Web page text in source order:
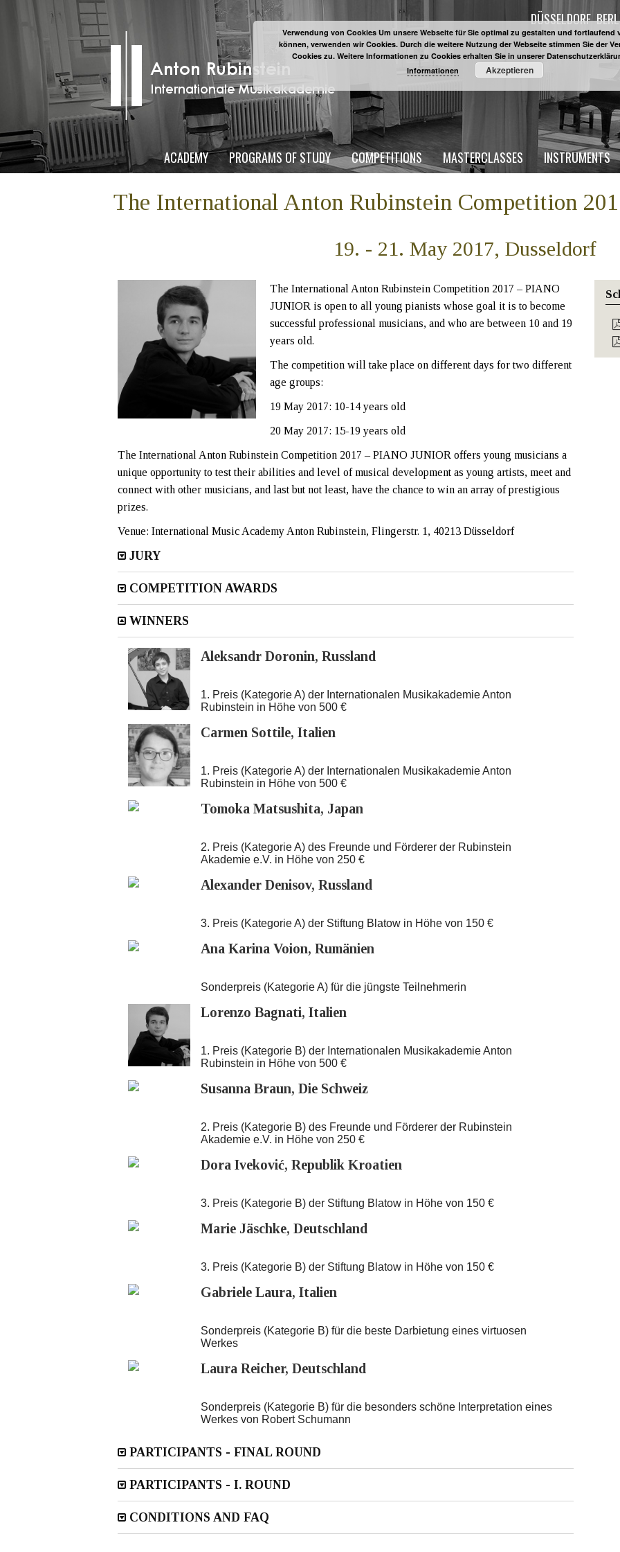
ACADEMY PROGRAMS OF STUDY COMPETITIONS MASTERCLASSES INSTRUMENTS
DÜSSELDORF
The International Anton Rubinstein Competition
19. - 21. May 2017, Dusseldorf
The International Anton Rubinstein Competition 2017 – PIANO
JUNIOR is open to all young pianists whose goal it is to become
successful professional musicians, and who are between 10 and 19
years old.
The competition will take place on different days for two different
age groups:
19 May 2017: 10-14 years old
20 May 2017: 15-19 years old
The International Anton Rubinstein Competition 2017 – PIANO JUNIOR offers young musicians a
unique opportunity to test their abilities and level of musical development as young artists, meet and
connect with other musicians, and last but not least, have the chance to win an array of prestigious
prizes.
Venue: International Music Academy Anton Rubinstein, Flingerstr. 1, 40213 Düsseldorf
JURY
COMPETITION AWARDS
WINNERS
Aleksandr Doronin, Russland
1. Preis (Kategorie A) der Internationalen Musikakademie Anton
Rubinstein in Höhe von 500 €
Carmen Sottile, Italien
1. Preis (Kategorie A) der Internationalen Musikakademie Anton
Rubinstein in Höhe von 500 €
Tomoka Matsushita, Japan
2. Preis (Kategorie A) des Freunde und Förderer der Rubinstein
Akademie e.V. in Höhe von 250 €
Alexander Denisov, Russland
3. Preis (Kategorie A) der Stiftung Blatow in Höhe von 150 €
Ana Karina Voion, Rumänien
Sonderpreis (Kategorie A) für die jüngste Teilnehmerin
Lorenzo Bagnati, Italien
1. Preis (Kategorie B) der Internationalen Musikakademie Anton
Rubinstein in Höhe von 500 €
Susanna Braun, Die Schweiz
2. Preis (Kategorie B) des Freunde und Förderer der Rubinstein
Akademie e.V. in Höhe von 250 €
Dora Iveković, Republik Kroatien
3. Preis (Kategorie B) der Stiftung Blatow in Höhe von 150 €
Marie Jäschke, Deutschland
3. Preis (Kategorie B) der Stiftung Blatow in Höhe von 150 €
Gabriele Laura, Italien
Sonderpreis (Kategorie B) für die beste Darbietung eines virtuosen
Werkes
Laura Reicher, Deutschland
Sonderpreis (Kategorie B) für die besonders schöne Interpretation eines
Werkes von Robert Schumann
PARTICIPANTS - FINAL ROUND
PARTICIPANTS - I. ROUND
CONDITIONS AND FAQ
Verwendung von Cookies Um unsere Webseite für Sie optimal zu gestalten und fortlaufend
können, verwenden wir Cookies. Durch die weitere Nutzung der Webseite stimmen Sie der
Cookies zu. Weitere Informationen zu Cookies erhalten Sie in unserer
Informationen
Akzeptieren